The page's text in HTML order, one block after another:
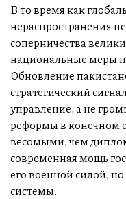
В то время как
нераспространения
соперничества
национальные меры
Обновление
стратегический
управление, а не
реформы в конечном
весомыми, чем
современная мощь
его военной силой,
системы.